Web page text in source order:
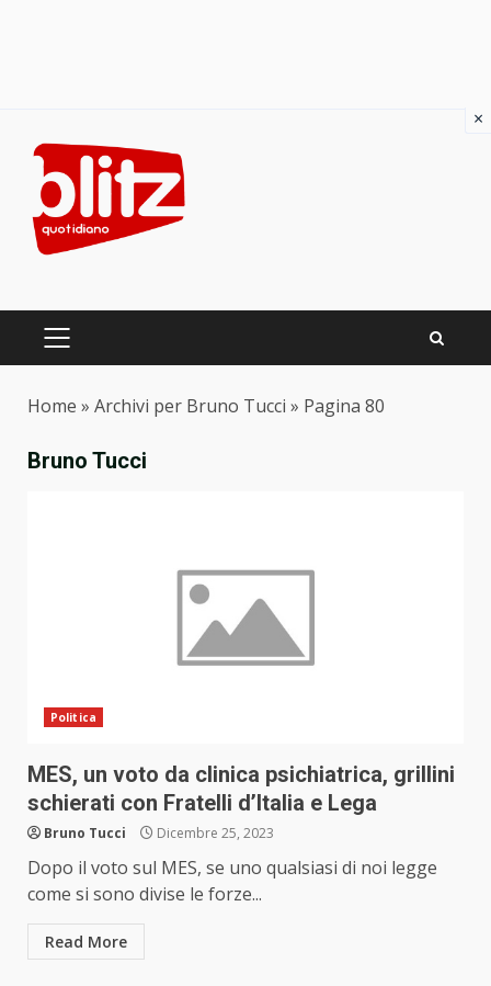
content
PRIMARY
Home » Archivi per Bruno Tucci » Pagina 80
Bruno Tucci
Politica
MES, un voto da clinica psichiatrica, grillini
schierati con Fratelli d’Italia e Lega
Bruno Tucci Dicembre 25, 2023
Dopo il voto sul MES, se uno qualsiasi di noi legge
come si sono divise le forze...
Read More
×